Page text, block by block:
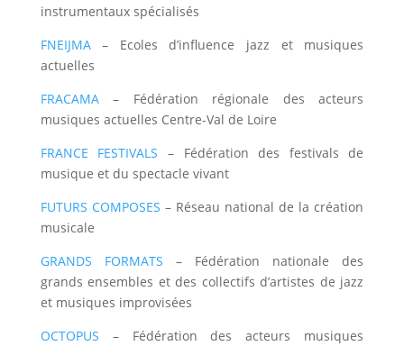
instrumentaux spécialisés
FNEIJMA– Ecoles d’influence jazz et musiques
actuelles
FRACAMA– Fédération régionale des acteurs
musiques actuelles Centre-Val de Loire
FRANCE FESTIVALS – Fédération des festivals de
musique et du spectacle vivant
FUTURS COMPOSES – Réseau national de la création
musicale
GRANDS FORMATS – Fédération nationale des
grands ensembles et des collectifs d’artistes de jazz
et musiques improvisées
OCTOPUS – Fédération des acteurs musiques